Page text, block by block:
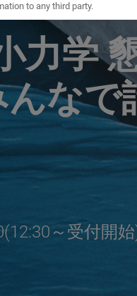
学
なで
～受付
to any third party.